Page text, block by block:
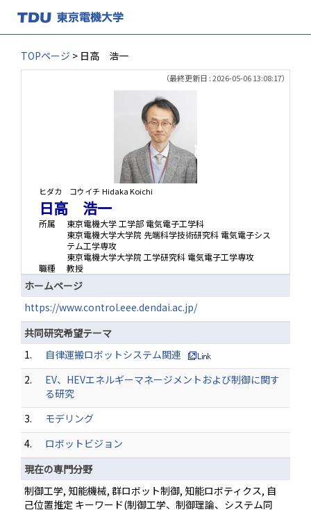
TOPページ > 日高 浩一
（最終更新日 : 2026-05-06 13:08:17）
ヒダカ コウイチ Hidaka Koichi
日高 浩一
所属
東京電機大学 工学部 電気電子工学科
東京電機大学大学院 先端科学技術研究科 電気電子シス
テム工学専攻
東京電機大学大学院 工学研究科 電気電子工学専攻
職種
教授
ホームページ
https://www.control.eee.dendai.ac.jp/
共同研究希望テーマ
1.
自律運搬ロボットシステム関連
2.
EV、HEVエネルギーマネージメントおよび制御に関す
る研究
3.
モデリング
4.
ロボットビジョン
現在の専門分野
制御工学, 知能機械, 群ロボット制御, 知能ロボティクス, 自
己位置推定 キーワード(制御工学、制御理論、システム同